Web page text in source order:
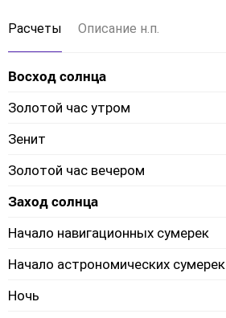
Расчеты Описание н.п.
Восход солнца
Золотой час утром
Зенит
Золотой час вечером
Заход солнца
Начало навигационных сумерек
Начало астрономических сумерек
Ночь